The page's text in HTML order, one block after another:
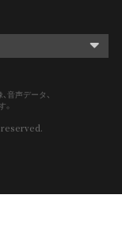
音声データ、
。